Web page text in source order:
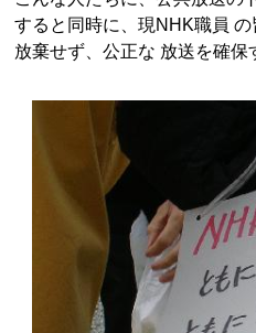
すると同時に、現NHK職員
放棄せず、公正な 放送を確保